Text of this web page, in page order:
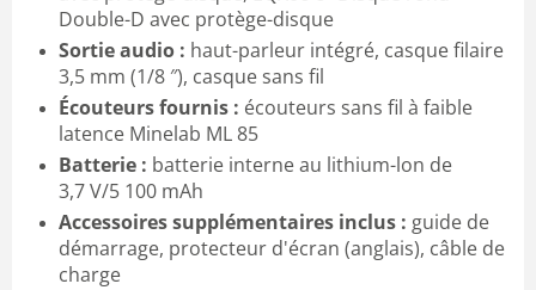
Double-D avec protège-disque
Sortie audio : haut-parleur intégré, casque filaire
3,5 mm (1/8 ″), casque sans fil
Écouteurs fournis : écouteurs sans fil à faible
latence Minelab ML 85
Batterie : batterie interne au lithium-lon de
3,7 V/5 100 mAh
Accessoires supplémentaires inclus : guide de
démarrage, protecteur d'écran (anglais), câble de
charge